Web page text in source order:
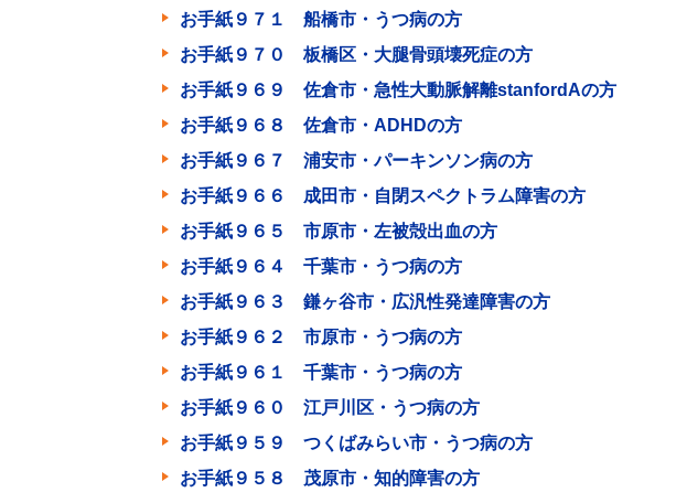
お手紙９７１ 船橋市・うつ病の方
お手紙９７０ 板橋区・大腿骨頭壊死症の方
お手紙９６９ 佐倉市・急性大動脈解離stanfordAの方
お手紙９６８ 佐倉市・ADHDの方
お手紙９６７ 浦安市・パーキンソン病の方
お手紙９６６ 成田市・自閉スペクトラム障害の方
お手紙９６５ 市原市・左被殻出血の方
お手紙９６４ 千葉市・うつ病の方
お手紙９６３ 鎌ヶ谷市・広汎性発達障害の方
お手紙９６２ 市原市・うつ病の方
お手紙９６１ 千葉市・うつ病の方
お手紙９６０ 江戸川区・うつ病の方
お手紙９５９ つくばみらい市・うつ病の方
お手紙９５８ 茂原市・知的障害の方